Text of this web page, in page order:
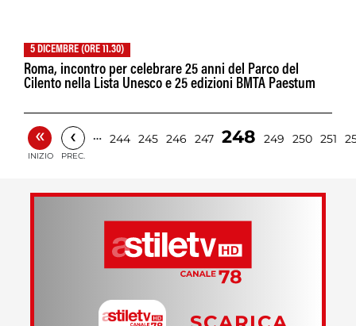
5 DICEMBRE (ORE 11.30)
Roma, incontro per celebrare 25 anni del Parco del
Cilento nella Lista Unesco e 25 edizioni BMTA Paestum
«
INIZIO
‹
PREC.
… 244 245 246 247 248 249 250 251